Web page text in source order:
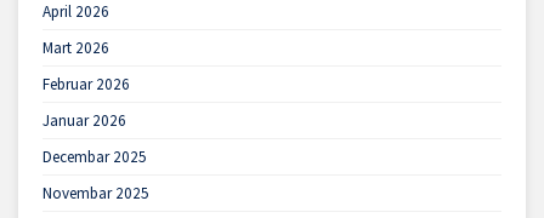
April 2026
Mart 2026
Februar 2026
Januar 2026
Decembar 2025
Novembar 2025